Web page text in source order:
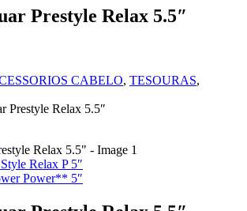
Prestyle Relax 5.5″
CABELO, TESOURAS,
Prestyle Relax 5.5″
Relax P 5″
Power** 5″